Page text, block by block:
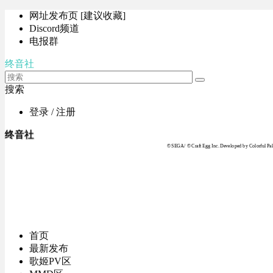
网址发布页 [建议收藏]
Discord频道
电报群
终音社
搜索
登录 / 注册
终音社
© SEGA / © Craft Egg Inc. Developed by Colorful
首页
最新发布
歌姬PV区